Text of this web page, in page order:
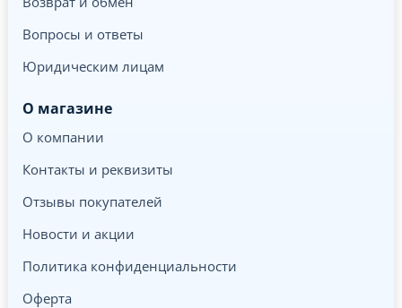
Вопросы и ответы
Юридическим лицам
О магазине
О компании
Контакты и реквизиты
Отзывы покупателей
Новости и акции
Политика конфиденциальности
Оферта